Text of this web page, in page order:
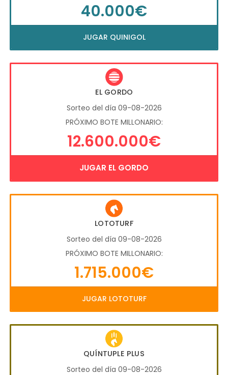
40.000€
JUGAR QUINIGOL
EL GORDO
Sorteo del día 09-08-2026
PRÓXIMO BOTE MILLONARIO:
12.600.000€
JUGAR EL GORDO
LOTOTURF
Sorteo del día 09-08-2026
PRÓXIMO BOTE MILLONARIO:
1.715.000€
JUGAR LOTOTURF
QUÍNTUPLE PLUS
Sorteo del día 09-08-2026